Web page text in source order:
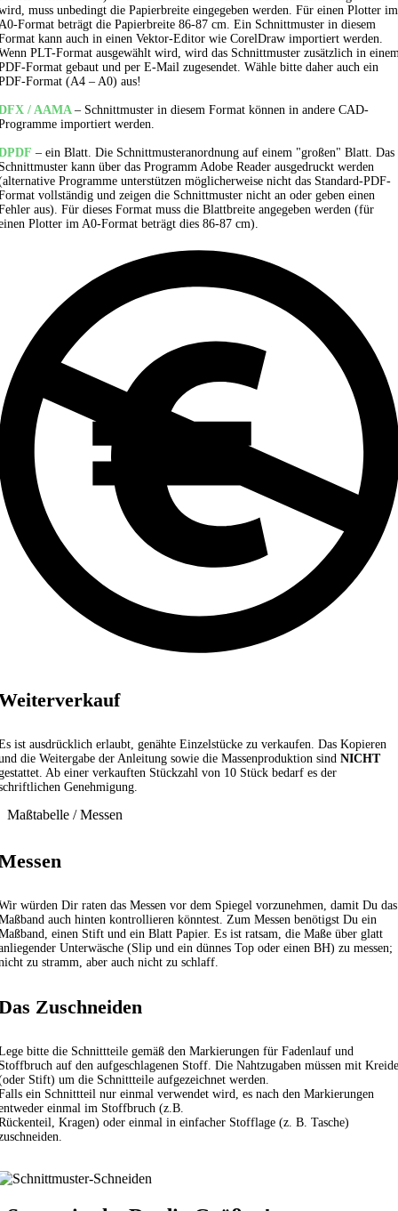
muss unbedingt die Papierbreite eingegeben werden. Für einen Plotter im
Format beträgt die Papierbreite 86-87 cm. Ein Schnittmuster in diesem
kann auch in einen Vektor-Editor wie CorelDraw importiert werden.
PLT-Format ausgewählt wird, wird das Schnittmuster zusätzlich in
Format gebaut und per E-Mail zugesendet. Wähle bitte daher auch ein
Format (A4 – A0) aus!
/ AAMA – Schnittmuster in diesem Format können in andere CAD-
importiert werden.
– ein Blatt. Die Schnittmusteranordnung auf einem "großen" Blatt. Das
kann über das Programm Adobe Reader ausgedruckt werden
Programme unterstützen möglicherweise nicht das Standard-PDF-
vollständig und zeigen die Schnittmuster nicht an oder geben einen
aus). Für dieses Format muss die Blattbreite angegeben werden (für
Plotter im A0-Format beträgt dies 86-87 cm).
ist ausdrücklich erlaubt, genähte Einzelstücke zu verkaufen. Das Kopieren
die Weitergabe der Anleitung sowie die Massenproduktion sind NICHT
Ab einer verkauften Stückzahl von 10 Stück bedarf es der
Genehmigung.
Maßtabelle / Messen
würden Dir raten das Messen vor dem Spiegel vorzunehmen, damit Du das
auch hinten kontrollieren könntest. Zum Messen benötigst Du ein
einen Stift und ein Blatt Papier. Es ist ratsam, die Maße über glatt
Unterwäsche (Slip und ein dünnes Top oder einen BH) zu messen;
zu stramm, aber auch nicht zu schlaff.
Zuschneiden
bitte die Schnittteile gemäß den Markierungen für Fadenlauf und
auf den aufgeschlagenen Stoff. Die Nahtzugaben müssen mit Kreide
Stift) um die Schnittteile aufgezeichnet werden.
ein Schnittteil nur einmal verwendet wird, es nach den Markierungen
einmal im Stoffbruch (z.B.
Kragen) oder einmal in einfacher Stofflage (z. B. Tasche)